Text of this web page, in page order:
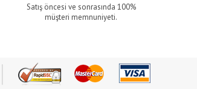
Satış öncesi ve sonrasında 100%
müşteri memnuniyeti.